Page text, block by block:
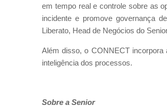
em tempo real e controle sobre as
incidente e promove governança
Liberato, Head de Negócios do
Além disso, o CONNECT incorpora
inteligência dos processos.
Sobre a Senior